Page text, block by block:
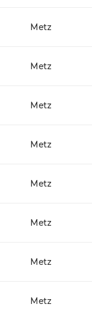
Metz
Metz
Metz
Metz
Metz
Metz
Metz
Metz